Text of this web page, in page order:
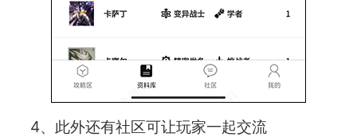
4、此外还有社区可让玩家一起交流